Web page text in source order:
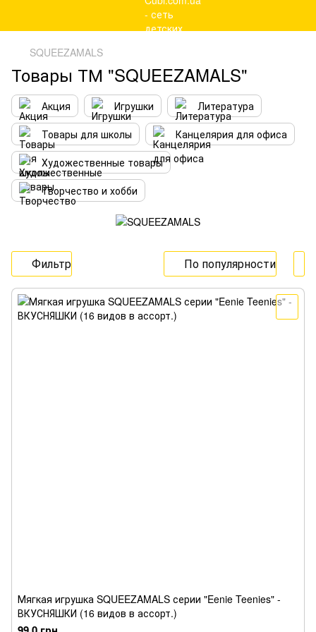
SQUEEZAMALS
Товары ТМ "SQUEEZAMALS"
Акция Игрушки
Литература
Товары для школы
Канцелярия для офиса
Художественные товары
Творчество и хобби
Фильтр По популярности
Мягкая игрушка SQUEEZAMALS серии "Eenie Teenies" -
ВКУСНЯШКИ (16 видов в ассорт.)